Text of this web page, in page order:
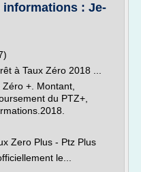
informations : Je-
à Taux Zéro 2018 ...
+. Montant,
du PTZ+,
Zero Plus - Ptz Plus
le...